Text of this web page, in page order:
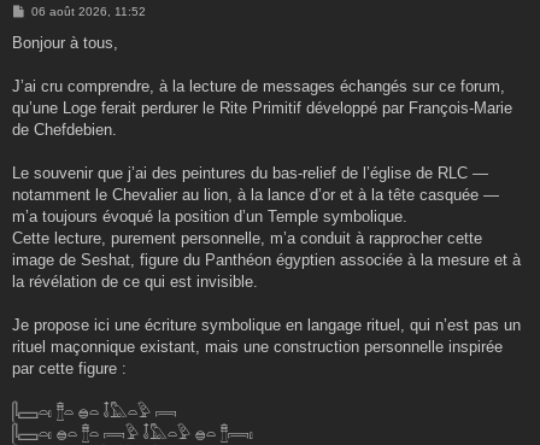
M
s
g
06 août 2026, 11:52
Bonjour à tous,
J’ai cru comprendre, à la lecture de messages échangés sur ce forum,
qu’une Loge ferait perdurer le Rite Primitif développé par François‑Marie
de Chefdebien.
Le souvenir que j’ai des peintures du bas‑relief de l’église de RLC —
notamment le Chevalier au lion, à la lance d’or et à la tête casquée —
m’a toujours évoqué la position d’un Temple symbolique.
Cette lecture, purement personnelle, m’a conduit à rapprocher cette
image de Seshat, figure du Panthéon égyptien associée à la mesure et à
la révélation de ce qui est invisible.
Je propose ici une écriture symbolique en langage rituel, qui n’est pas un
rituel maçonnique existant, mais une construction personnelle inspirée
par cette figure :
𓋴𓈙𓏏𓏤 𓊽𓏏 𓐍𓏏 𓄤𓅓𓏏𓅱 𓇯
𓋴𓈙𓏏𓏤 𓐍𓏏 𓊽𓏏 𓇯𓅱 𓄤𓅓𓏏𓅱 𓐍𓏏 𓊽𓇯𓏤